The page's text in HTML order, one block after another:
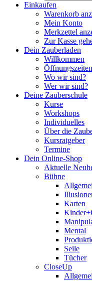
Einkaufen
Warenkorb
Mein Konto
Merkzettel
Zur Kasse
Dein Zauberladen
Willkommen
Öffnungszeiten
Wo wir sind?
Wer wir sind?
Deine Zauberschule
Kurse
Workshops
Individuelles
Über die
Kursratgeber
Termine
Dein Online-Shop
Aktuelle
Bühne
Karten
Mental
Seile
Tücher
CloseUp